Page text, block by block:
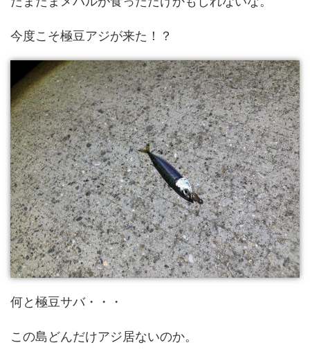
今度こそ極豆アジが来た！？
何と極豆サバ・・・
この島どんだけアジ居ないのか。